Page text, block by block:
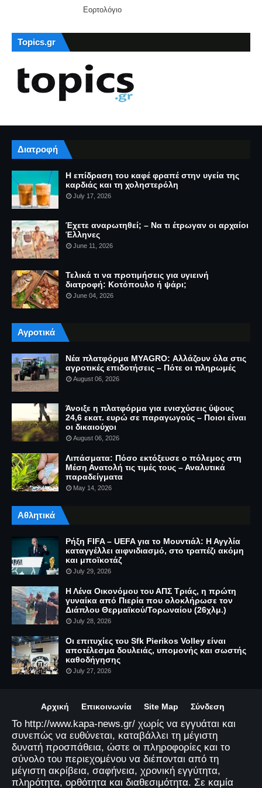
Εορτολόγιο
Topics.gr
Διατροφή
Η επίδραση του καφέ φραπέ στην υγεία της
καρδιάς και τη χοληστερόλη
July 17, 2026
Έχετε αναρωτηθεί; – Να τι έτρωγαν οι αρχαίοι
Έλληνες
June 11, 2026
Τελικά τι να προτιμήσεις για υγιεινή
διατροφή: Κοτόπουλο ή ψάρι;
June 04, 2026
Αγροτικά
Νέα πλατφόρμα MYAGRO: Αλλάζουν όλα στις
αγροτικές επιδοτήσεις – Πότε οι πληρωμές
August 06, 2026
Άνοιξε η πλατφόρμα για ενισχύσεις ύψους
24,6 εκατ. ευρώ σε παραγωγούς – Ποιοι είναι
οι δικαιούχοι
August 06, 2026
Λιπάσματα: Πόσο εκτόξευσε ο πόλεμος στη
Μέση Ανατολή τις τιμές τους – Αναλυτικά
παραδείγματα
May 14, 2026
Αθλητικά
Ρήξη FIFA – UEFA για το Μουντιάλ: Η Αγγλία
καταγγέλλει αιφνιδιασμό, στο τραπέζι ακόμη
και μποϊκοτάζ
July 29, 2026
Η Λένα Οικονόμου του ΑΠΣ Τριάς, η πρώτη
γυναίκα από Πιερία που ολοκλήρωσε τον
Διάπλου Θερμαϊκού/Τορωναίου (26χλμ.)
July 28, 2026
Οι επιτυχίες του Sfk Pierikos Volley είναι
αποτέλεσμα δουλειάς, υπομονής και σωστής
καθοδήγησης
July 27, 2026
Αρχική Επικοινωνία Site Map Σύνδεση
Το http://www.kapa-news.gr/ χωρίς να εγγυάται και
συνεπώς να ευθύνεται, καταβάλλει τη μέγιστη
δυνατή προσπάθεια, ώστε οι πληροφορίες και το
σύνολο του περιεχομένου να διέπονται από τη
μέγιστη ακρίβεια, σαφήνεια, χρονική εγγύτητα,
πληρότητα, ορθότητα και διαθεσιμότητα. Σε καμία